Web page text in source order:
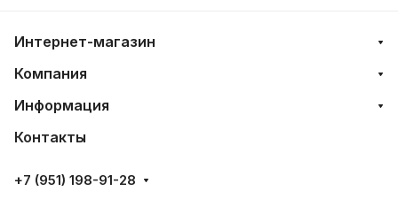
Интернет-магазин
Компания
Информация
Контакты
+7 (951) 198-91-28